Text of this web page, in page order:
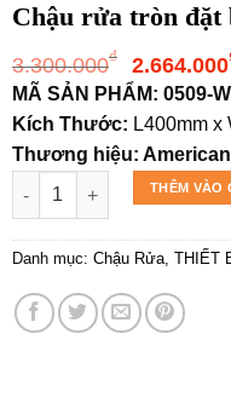
Chậu rửa tròn đặt
3.300.000₫
Giá
gốc
là:
2.664.000
MÃ SẢN PHẨM: 0509-
Kích Thước: L400mm x
Thương hiệu:
Chậu rửa tròn đặt bàn
THÊM VÀO
Danh mục: Chậu Rửa, THIẾT